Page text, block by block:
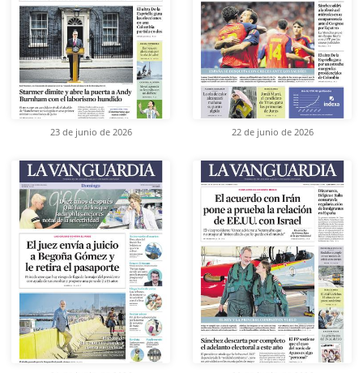
23 de junio de 2026 22 de junio de 2026